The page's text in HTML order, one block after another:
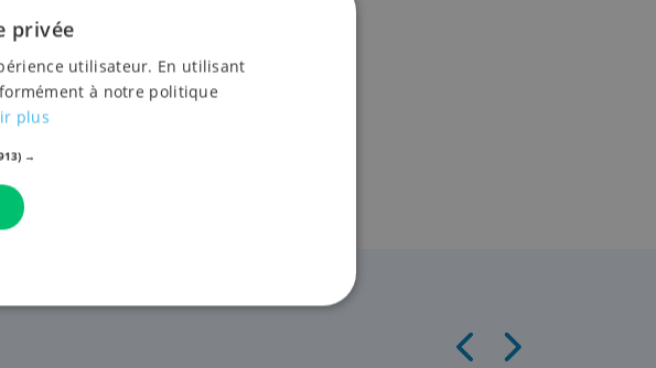
de battre Longlier et
privée
utilisateur. En utilisant
à notre politique
plus
→